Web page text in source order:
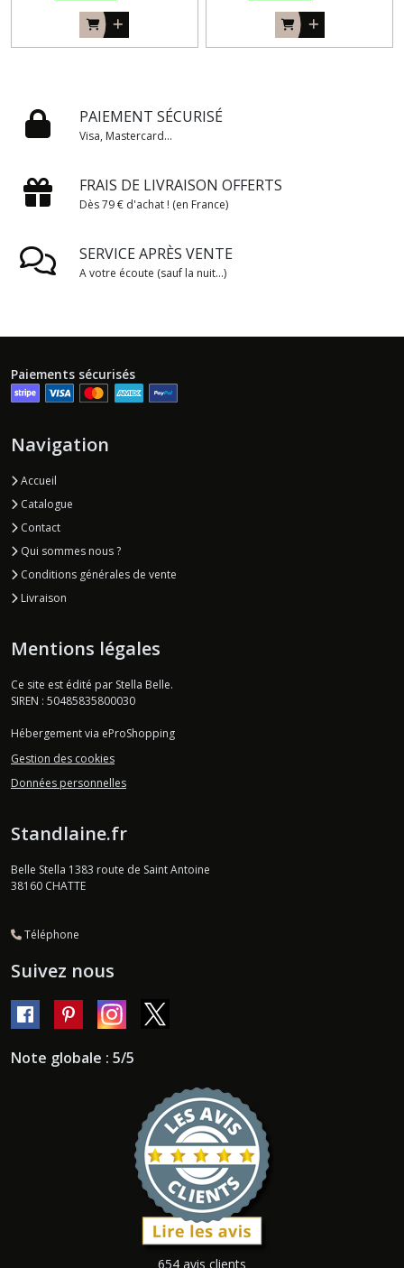
PAIEMENT SÉCURISÉ
Visa, Mastercard...
FRAIS DE LIVRAISON OFFERTS
Dès 79 € d'achat ! (en France)
SERVICE APRÈS VENTE
A votre écoute (sauf la nuit...)
Paiements sécurisés
Navigation
Accueil
Catalogue
Contact
Qui sommes nous ?
Conditions générales de vente
Livraison
Mentions légales
Ce site est édité par Stella Belle.
SIREN : 50485835800030
Hébergement via eProShopping
Gestion des cookies
Données personnelles
Standlaine.fr
Belle Stella 1383 route de Saint Antoine
38160 CHATTE
Téléphone
Suivez nous
Note globale : 5/5
654 avis clients